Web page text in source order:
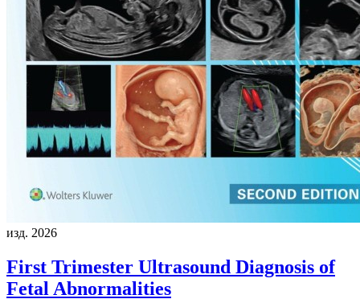
изд. 2026
First Trimester Ultrasound Diagnosis of
Fetal Abnormalities